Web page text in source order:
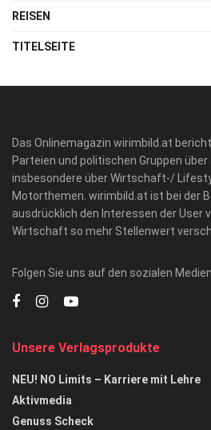
REISEN
TITELSEITE
Das Onlinemagazin wirimbild.at
Parteien und politischen Gruppen
insbesondere über Wirtschaft-/
Motorthemen. wirimbild.at ist bei der
ausdrücklich den Interessen der User
Wirtschaft so mehr Stellenwert
Folgen Sie uns auf den sozialen
Unsere Verlagsprodukte
NEU! NO Limits – Karriere mit Lehre
Aktivmedia
Genuss Scheck